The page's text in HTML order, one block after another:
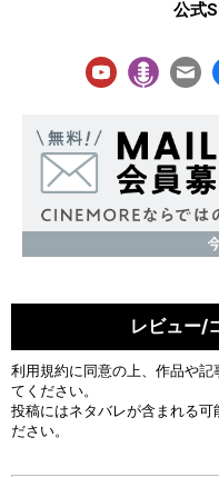
公式
レビュー/
利用規約に同意の上、作品や
てください。
投稿にはネタバレが含まれる可
ださい。